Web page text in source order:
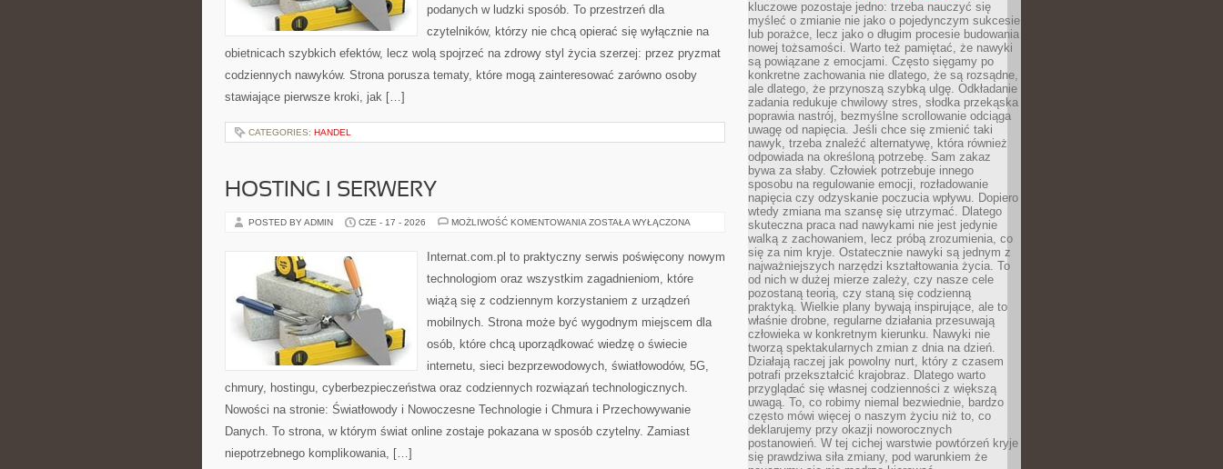
podanych w ludzki sposób. To przestrzeń dla
czytelników, którzy nie chcą opierać się wyłącznie na
obietnicach szybkich efektów, lecz wolą spojrzeć na zdrowy styl życia szerzej: przez pryzmat
codziennych nawyków. Strona porusza tematy, które mogą zainteresować zarówno osoby
stawiające pierwsze kroki, jak […]
CATEGORIES: HANDEL
HOSTING I SERWERY
POSTED BY ADMIN CZE - 17 - 2026 MOŻLIWOŚĆ KOMENTOWANIA HOSTING
ZOSTAŁA WYŁĄCZONA
Internat.com.pl to praktyczny serwis poświęcony nowym
technologiom oraz wszystkim zagadnieniom, które
wiążą się z codziennym korzystaniem z urządzeń
mobilnych. Strona może być wygodnym miejscem dla
osób, które chcą uporządkować wiedzę o świecie
internetu, sieci bezprzewodowych, światłowodów, 5G,
chmury, hostingu, cyberbezpieczeństwa oraz codziennych rozwiązań technologicznych.
Nowości na stronie: Światłowody i Nowoczesne Technologie i Chmura i Przechowywanie
Danych. To strona, w którym świat online zostaje pokazana w sposób czytelny. Zamiast
niepotrzebnego komplikowania, […]
kluczowe pozostaje jedno: trzeba nauczyć się
myśleć o zmianie nie jako o pojedynczym sukcesie
lub porażce, lecz jako o długim procesie budowania
nowej tożsamości. Warto też pamiętać, że nawyki
są powiązane z emocjami. Często sięgamy po
konkretne zachowania nie dlatego, że są rozsądne,
ale dlatego, że przynoszą szybką ulgę. Odkładanie
zadania redukuje chwilowy stres, słodka przekąska
poprawia nastrój, bezmyślne scrollowanie odciąga
uwagę od napięcia. Jeśli chce się zmienić taki
nawyk, trzeba znaleźć alternatywę, która również
odpowiada na określoną potrzebę. Sam zakaz
bywa za słaby. Człowiek potrzebuje innego
sposobu na regulowanie emocji, rozładowanie
napięcia czy odzyskanie poczucia wpływu. Dopiero
wtedy zmiana ma szansę się utrzymać. Dlatego
skuteczna praca nad nawykami nie jest jedynie
walką z zachowaniem, lecz próbą zrozumienia, co
się za nim kryje. Ostatecznie nawyki są jednym z
najważniejszych narzędzi kształtowania życia. To
od nich w dużej mierze zależy, czy nasze cele
pozostaną teorią, czy staną się codzienną
praktyką. Wielkie plany bywają inspirujące, ale to
właśnie drobne, regularne działania przesuwają
człowieka w konkretnym kierunku. Nawyki nie
tworzą spektakularnych zmian z dnia na dzień.
Działają raczej jak powolny nurt, który z czasem
potrafi przekształcić krajobraz. Dlatego warto
przyglądać się własnej codzienności z większą
uwagą. To, co robimy niemal bezwiednie, bardzo
często mówi więcej o naszym życiu niż to, co
deklarujemy przy okazji noworocznych
postanowień. W tej cichej warstwie powtórzeń kryje
się prawdziwa siła zmiany, pod warunkiem że